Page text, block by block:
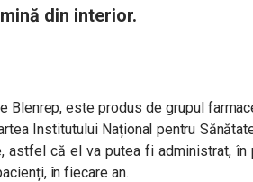
din interior.
Blenrep, este produs de grupul
Institutului Național pentru
astfel că el va putea fi administrat, în
în fiecare an.